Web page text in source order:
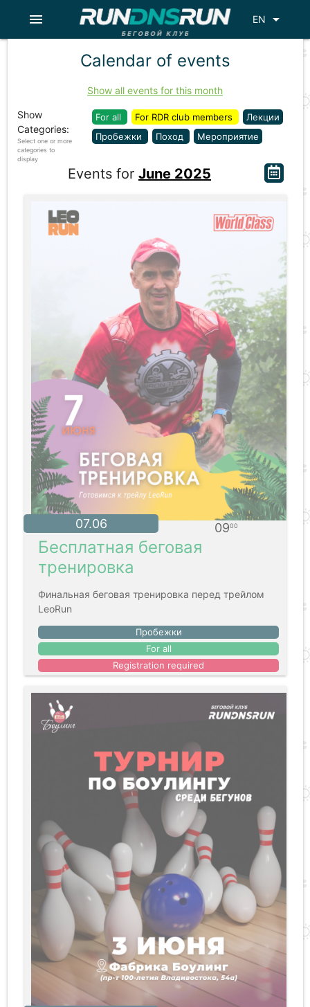
EN arrow_drop_down
menu
Calendar of events
Show all events for this month
Show
Categories:
Select one or more
categories to
display
For all For RDR club members
Лекции
Пробежки
Поход Мероприятие
Events for June 2025
07.06 0900
Бесплатная беговая
тренировка
Финальная беговая тренировка перед трейлом
LeoRun
Пробежки
For all
Registration required